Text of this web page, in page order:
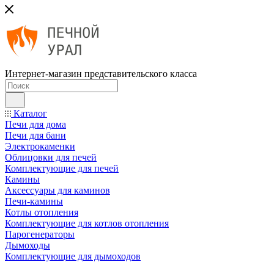
Интернет-магазин представительского класса
Каталог
Печи для дома
Печи для бани
Электрокаменки
Облицовки для печей
Комплектующие для печей
Камины
Аксессуары для каминов
Печи-камины
Котлы отопления
Комплектующие для котлов отопления
Парогенераторы
Дымоходы
Комплектующие для дымоходов